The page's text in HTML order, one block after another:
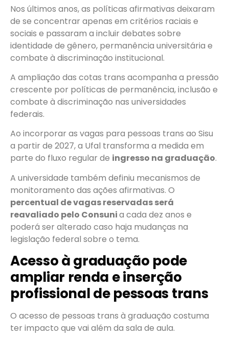
Nos últimos anos, as políticas afirmativas deixaram
de se concentrar apenas em critérios raciais e
sociais e passaram a incluir debates sobre
identidade de gênero, permanência universitária e
combate à discriminação institucional.
A ampliação das cotas trans acompanha a pressão
crescente por políticas de permanência, inclusão e
combate à discriminação nas universidades
federais.
Ao incorporar as vagas para pessoas trans ao Sisu
a partir de 2027, a Ufal transforma a medida em
parte do fluxo regular de ingresso na graduação.
A universidade também definiu mecanismos de
monitoramento das ações afirmativas. O
percentual de vagas reservadas será
reavaliado pelo Consunia cada dez anos e
poderá ser alterado caso haja mudanças na
legislação federal sobre o tema.
Acesso à graduação pode
ampliar renda e inserção
profissional de pessoas trans
O acesso de pessoas trans à graduação costuma
ter impacto que vai além da sala de aula.